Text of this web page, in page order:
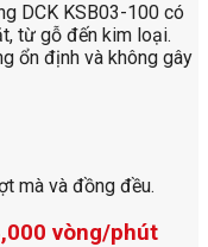
DCK KSB03-100 có
từ gỗ đến kim loại.
ổn định và không gây
mà và đồng đều.
vòng/phút